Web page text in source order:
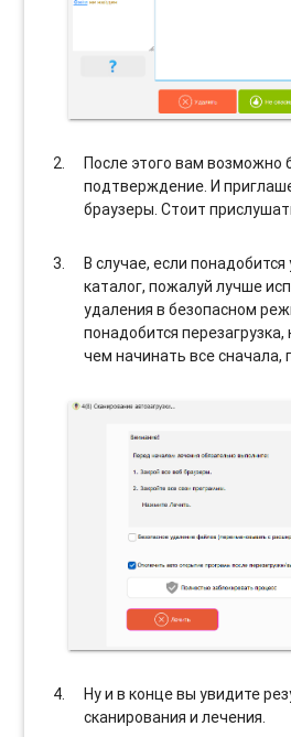
После этого вам возможно
подтверждение. И
браузеры. Стоит
В случае, если
каталог, пожалуй лучше
удаления в безопасном
понадобится перезагрузка,
чем начинать все сначала,
Ну и в конце вы увидите
сканирования и лечения.